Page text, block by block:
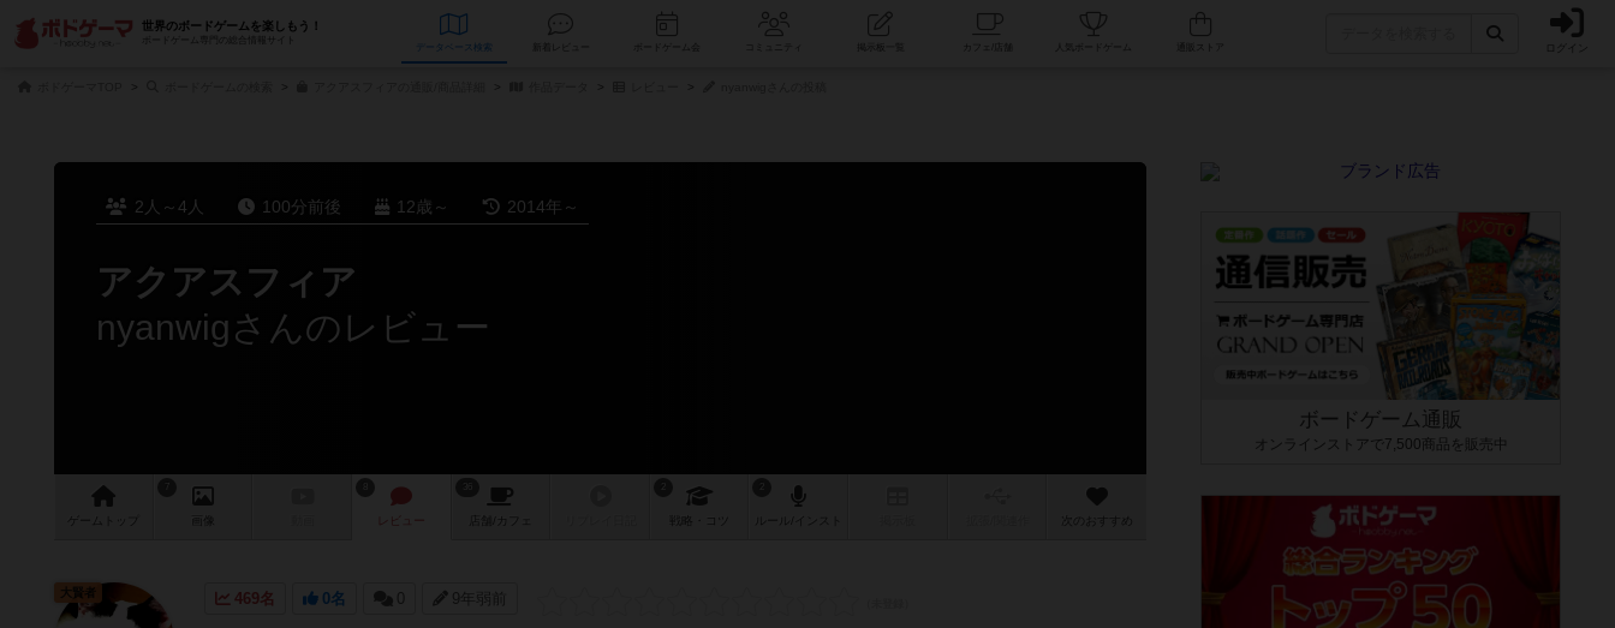
世界のボードゲームを楽しもう！
ボードゲーム専門の総合情報サイト
データベース コミュニティ 人気ボードゲーム ログイン
2人～4人 100分前後 12歳～ 2014年～
アクアスフィア
nyanwigさんのレビュー
ゲーム 画像 レビュー 店舗/ カフェ 戦略 次のおすすめ
469名 0名 0 9年弱前
大賢者
ボードゲーム通販
オンラインストアで7,500商品を販売中